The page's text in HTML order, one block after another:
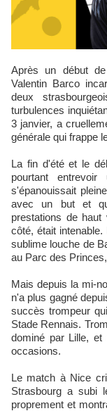
Après un début de saison rayonnant où Diego Moreira et
Valentin Barco
deux
turbulences
3 janvier, a
générale qui frappe
La fin d'été et le
pourtant
s'épanouissait
avec un but et
prestations de
côté, était
sublime louche de
au Parc des
Mais depuis la mi-
n'a plus gagné
succès trompeur
Stade Rennais.
dominé par Lille,
occasions.
Le match à Nice
Strasbourg a subi
proprement et